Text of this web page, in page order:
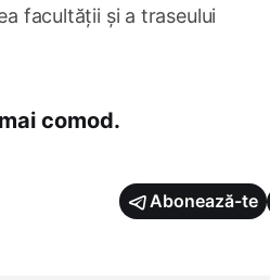
facultății și a traseului
comod.
Abonează-te